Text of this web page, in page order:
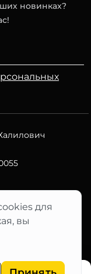
для
вы
новинках?